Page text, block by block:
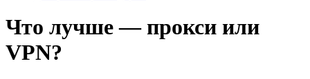
Что лучше — прокси или
VPN?